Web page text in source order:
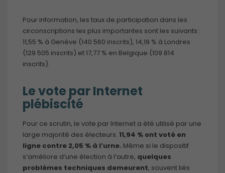
Pour information, les taux de participation dans les
circonscriptions les plus importantes sont les suivants :
11,55 % à Genève (140 560 inscrits), 14,19 % à Londres
(129 505 inscrits) et 17,77 % en Belgique (109 814
inscrits).
Le vote par Internet
plébiscité
Pour ce scrutin, le vote par Internet a été utilisé par une
large majorité des électeurs. 11,94 % ont voté en
ligne contre 2,05 % à l’urne. Même si le dispositif
s’améliore d’une élection à l’autre, quelques
problèmes techniques demeurent, souvent liés